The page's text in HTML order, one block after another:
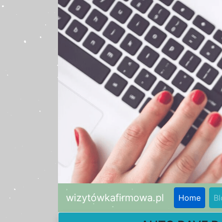
wizytówkafirmowa.pl Home